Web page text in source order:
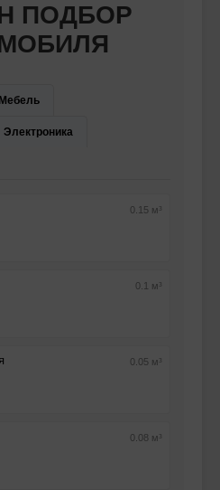
ПОДБОР
Мебель
Электроника
0.15 м³
0.1 м³
0.05 м³
0.08 м³